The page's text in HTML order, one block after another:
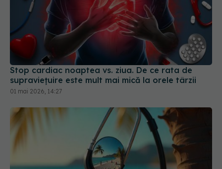
Stop cardiac noaptea vs. ziua. De ce rata de
supraviețuire este mult mai mică la orele târzii
01 mai 2026, 14:27